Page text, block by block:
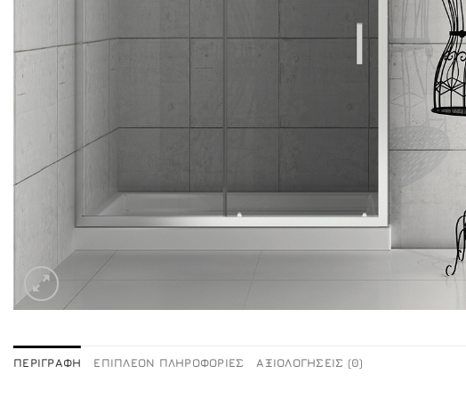
ΠΕΡΙΓΡΑΦΉ ΕΠΙΠΛΈΟΝ ΠΛΗΡΟΦΟΡΊΕΣ ΑΞΙΟΛΟΓΉΣΕΙΣ (0)